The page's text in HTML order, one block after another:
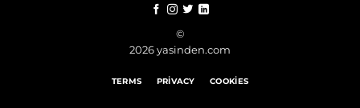
©
2026 yasinden.com
TERMS PRIVACY COOKIES